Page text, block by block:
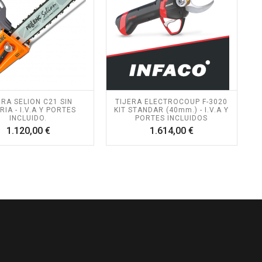
SELION C21 SIN
- I.V.A Y PORTES
INCLUIDO.
1.120,00 €Precio
TIJERA ELECTROCOUP F-3020
KIT STANDAR (40mm.) - I.V.A Y
PORTES INCLUIDOS
1.614,00 €Precio